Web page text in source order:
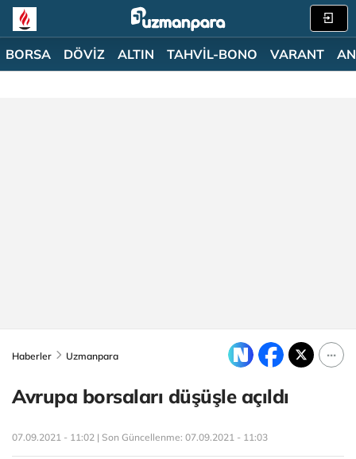
BORSA DÖVİZ ALTIN TAHVİL-BONO VARANT
Haberler Uzmanpara
Avrupa borsaları düşüşle açıldı
07.09.2021 - 11:02 | Son Güncellenme: 07.09.2021 - 11:03